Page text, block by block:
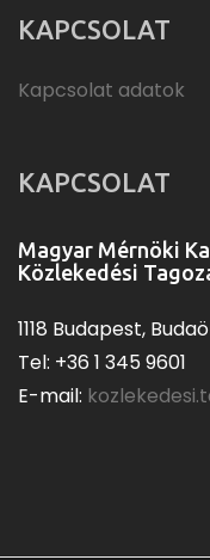
KAPCSOLAT
Kapcsolat adatok
KAPCSOLAT
Magyar Mérnöki
Közlekedési
1118 Budapest,
Tel: +36 1 345 9601
E-mail: